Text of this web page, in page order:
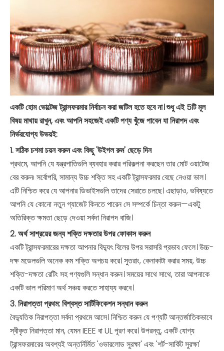
একটি হোম ভোল্টেজ ট্রান্সফরমার নির্বাচন করা জটিল হতে হবে না। শুধু এই 5টি মূল
বিষয় মাথায় রাখুন, এবং আপনি সহজেই একটি পণ্য খুঁজে পাবেন যা নিরাপদ এবং
নির্ভরযোগ্য উভয়ই:
1. সঠিক চশমা চয়ন করুন এবং কিছু 'উইগল রুম' ছেড়ে দিন
প্রথমে, আপনি যে যন্ত্রপাতিগুলি ব্যবহার করার পরিকল্পনা করছেন তার মোট ওয়াটেজ
বের করুন৷ সর্বোপরি, সামান্য উচ্চ শক্তি সহ একটি ট্রান্সফরমার বেছে নেওয়া ভাল।
এটি নিশ্চিত করে যে আপনার ডিভাইসগুলি তাদের সেরাতে চলছে। এছাড়াও, ভবিষ্যতে
আপনি যে কোনো নতুন গ্যাজেট কিনতে পারেন সে সম্পর্কে চিন্তা করুন—একটু
অতিরিক্ত ক্ষমতা ছেড়ে দেওয়া সর্বদা নিরাপদ বাজি।
2. অর্থ সাশ্রয়ের জন্য শক্তি দক্ষতার উপর ফোকাস করুন
একটি ট্রান্সফরমারের দক্ষতা আপনার বিদ্যুৎ বিলের উপর সরাসরি প্রভাব ফেলে। উচ্চ-
দক্ষ মডেলগুলি অনেক কম শক্তি অপচয় করে। সুতরাং, কেনাকাটা করার সময়, উচ্চ
শক্তি-দক্ষতা রেটিং সহ পণ্যগুলি সন্ধান করুন। সময়ের সাথে সাথে, তারা আপনাকে
একটি ভাল পরিমাণ অর্থ সঞ্চয় করতে সাহায্য করবে।
3. নিরাপত্তা প্রথম: বিশ্বস্ত সার্টিফিকেশন সন্ধান করুন
বৈদ্যুতিক নিরাপত্তা সর্বদা প্রথমে আসে। নিশ্চিত করুন যে পণ্যটি আন্তর্জাতিকভাবে
স্বীকৃত নিরাপত্তা মান, যেমন IEEE বা UL পূরণ করে। উপরন্তু, একটি যোগ্য
ট্রান্সফরমারের অবশ্যই অন্তর্নির্মিত 'ওভারলোড সুরক্ষা' এবং 'শর্ট-সার্কিট সুরক্ষা'